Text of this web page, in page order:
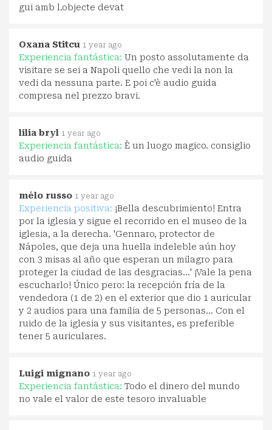
gui amb l.objecte devat
Oxana Stitcu 1 year ago
Experiencia fantástica: Un posto assolutamente da
visitare se sei a Napoli quello che vedi la non la
vedi da nessuna parte. E poi c'è audio guida
compresa nel prezzo bravi.
lilia bryl 1 year ago
Experiencia fantástica: È un luogo magico. consiglio
audio guida
mélo russo 1 year ago
Experiencia positiva: ¡Bella descubrimiento! Entra
por la iglesia y sigue el recorrido en el museo de la
iglesia, a la derecha. 'Gennaro, protector de
Nápoles, que deja una huella indeleble aún hoy
con 3 misas al año que esperan un milagro para
proteger la ciudad de las desgracias...' ¡Vale la pena
escucharlo! Único pero: la recepción fría de la
vendedora (1 de 2) en el exterior que dio 1 auricular
y 2 audios para una familia de 5 personas... Con el
ruido de la iglesia y sus visitantes, es preferible
tener 5 auriculares.
Luigi mignano 1 year ago
Experiencia fantástica: Todo el dinero del mundo
no vale el valor de este tesoro invaluable